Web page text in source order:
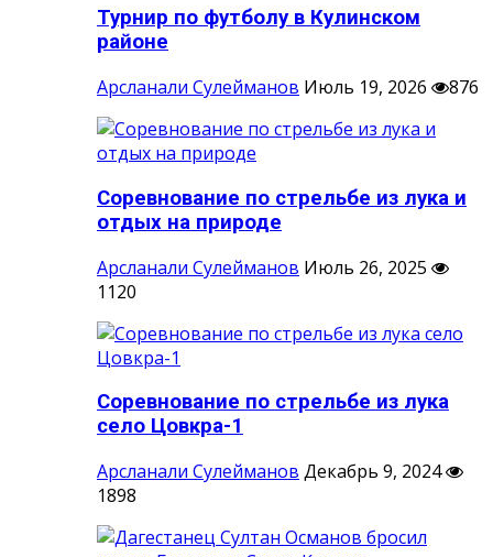
Турнир по футболу в Кулинском
районе
Арсланали Сулейманов Июль 19, 2026 876
Соревнование по стрельбе из лука и
отдых на природе
Арсланали Сулейманов Июль 26, 2025
1120
Соревнование по стрельбе из лука
село Цовкра-1
Арсланали Сулейманов Декабрь 9, 2024
1898